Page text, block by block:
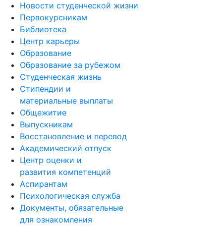
Новости студенческой жизни
Первокурсникам
Библиотека
Центр карьеры
Образование
Образование за рубежом
Студенческая жизнь
Стипендии и
материальные выплаты
Общежитие
Выпускникам
Восстановление и перевод
Академический отпуск
Центр оценки и
развития компетенций
Аспирантам
Психологическая служба
Документы, обязательные
для ознакомления